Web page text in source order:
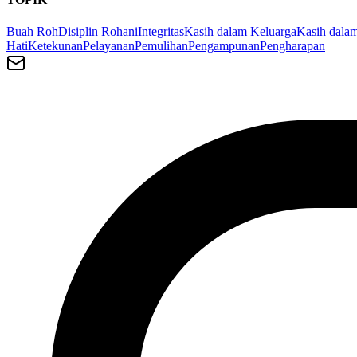
Buah RohDisiplin RohaniIntegritasKasih dalam KeluargaKasih
HatiKetekunanPelayananPemulihanPengampunanPengharapan